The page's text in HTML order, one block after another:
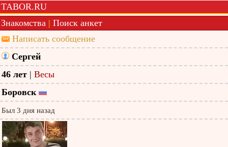
TABOR.RU
Знакомства | Поиск анкет
Написать сообщение
Сергей
46 лет | Весы
Боровск
Был 3 дня назад